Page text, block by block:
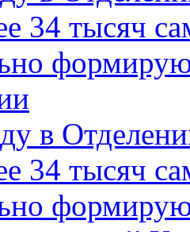
34 тысяч
в
34 тысяч